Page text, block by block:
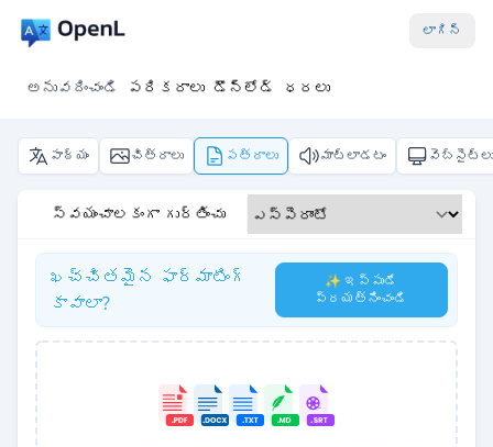
లాగిన్
అనువదించండి పరికరాలు డౌన్‌లోడ్ ధరలు
పాఠ్యం చిత్రాలు పత్రాలు మాట్లాడటం వెబ్‌సైట్లు
స్వయంచాలకంగా గుర్తించు
ఖచ్చితమైన ఫార్మాటింగ్
కావాలా?
✨ ఇప్పుడే
ప్రయత్నించండి